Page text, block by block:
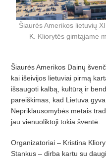
Šiaurės Amerikos lietuvių
K. Kliorytės gimtąjame
Šiaurės Amerikos Dainų
kai išeivijos lietuviai pirmą
išsaugoti kalbą, kultūrą ir
pareiškimas, kad Lietuva
Nepriklausomybės metais
jau vienuoliktoji tokia šventė.
Organizatoriai – Kristina
Stankus – dirba kar­tu su